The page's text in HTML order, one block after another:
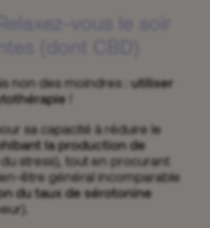
non des moindres : utiliser
sa capacité à réduire le
la production de
stress), tout en procurant
être général incomparable
du taux de sérotonine